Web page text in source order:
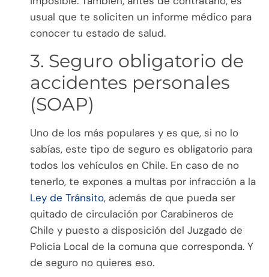
usual que te soliciten un informe médico para
conocer tu estado de salud.
3. Seguro obligatorio de
accidentes personales
(SOAP)
Uno de los más populares y es que, si no lo
sabías, este tipo de seguro es obligatorio para
todos los vehículos en Chile. En caso de no
tenerlo, te expones a multas por infracción a la
Ley de Tránsito, además de que pueda ser
quitado de circulación por Carabineros de
Chile y puesto a disposición del Juzgado de
Policía Local de la comuna que corresponda. Y
de seguro no quieres eso.